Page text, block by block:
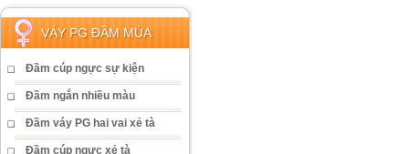
VÁY PG ĐẦM MÚA
Đầm cúp ngực sự kiện
Đầm ngắn nhiều màu
Đầm váy PG hai vai xẻ tà
Đầm cúp ngực xẻ tà